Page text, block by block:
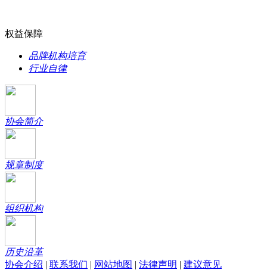
权益保障
品牌机构培育
行业自律
协会简介
规章制度
组织机构
历史沿革
协会介绍 | 联系我们 | 网站地图 | 法律声明 | 建议意见